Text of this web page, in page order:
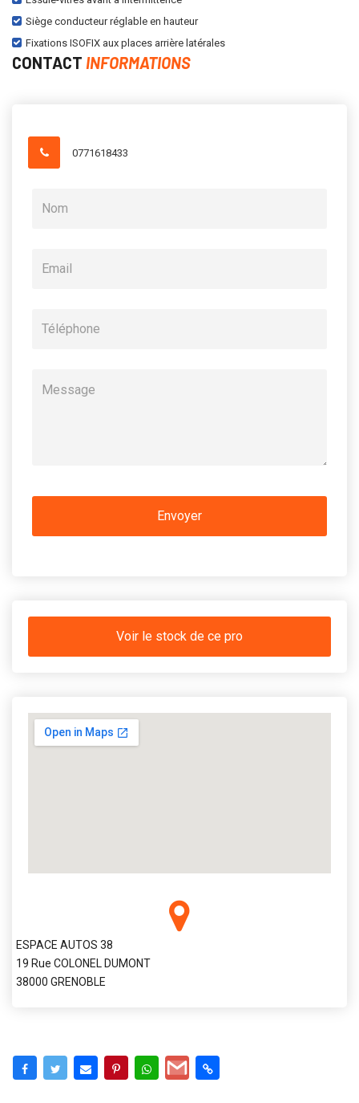
Siège conducteur réglable en hauteur
Fixations ISOFIX aux places arrière latérales
CONTACT INFORMATIONS
0771618433
Voir le stock de ce pro
ESPACE AUTOS 38
19 Rue COLONEL DUMONT
38000 GRENOBLE